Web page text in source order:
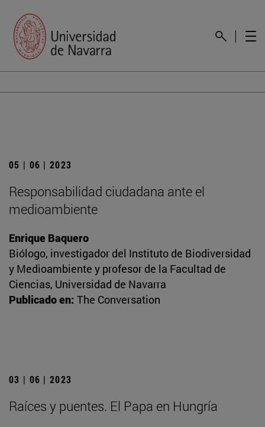
05 | 06 | 2023
Responsabilidad ciudadana ante el
medioambiente
Enrique Baquero
Biólogo, investigador del Instituto de Biodiversidad
y Medioambiente y profesor de la Facultad de
Ciencias, Universidad de Navarra
Publicado en: The Conversation
03 | 06 | 2023
Raíces y puentes. El Papa en Hungría